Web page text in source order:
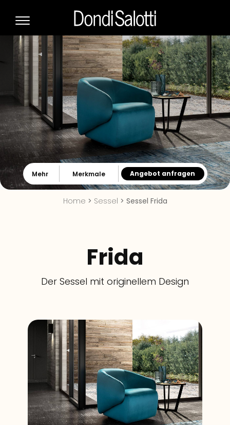
​Mehr ​​Merkmale ​Angebot anfragen
Home > Sessel > Sessel Frida
​Frida​
​Der Sessel mit originellem Design